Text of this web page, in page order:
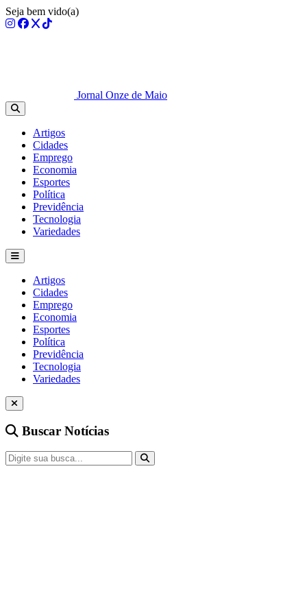
Seja bem vido(a)
Jornal Onze de Maio
Artigos
Cidades
Emprego
Economia
Esportes
Política
Previdência
Tecnologia
Variedades
Artigos
Cidades
Emprego
Economia
Esportes
Política
Previdência
Tecnologia
Variedades
Buscar Notícias